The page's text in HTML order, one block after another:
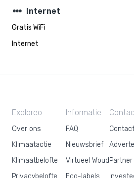
steppers Internet
Gratis WiFi
Internet
Exploreo
Over ons
Klimaatactie
Klimaatbelofte
Privacybelofte
Informatie
FAQ
Nieuwsbrief
Virtueel Woud
Eco-labels